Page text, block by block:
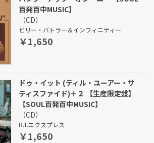
百発百中MUSIC】
（CD）
ビリー・バトラー＆インフィニティー
￥1,650
ドゥ・イット (ティル・ユーアー・サ
ティスファイド)＋２ 【生産限定盤】
【SOUL百発百中MUSIC】
（CD）
B.T.エクスプレス
￥1,650